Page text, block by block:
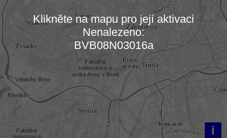
Načítám mapu…
i
Klikněte na mapu pro její aktivaci
Nenalezeno:
BVB08N03016a